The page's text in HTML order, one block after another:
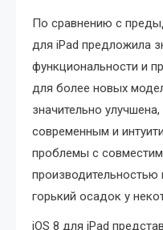
По сравнению с
для iPad предложила
функциональности и
для более новых
значительно
современным и
проблемы с
производительностью
горький осадок у
iOS 8 для iPad